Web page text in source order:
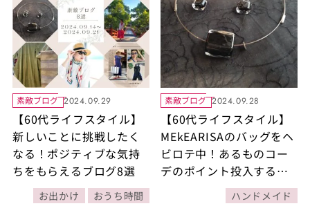
素敵ブログ 2024.09.29
【60代ライフスタイル】
新しいことに挑戦したく
なる！ポジティブな気持
ちをもらえるブログ8選
お出かけ
おうち時間
素敵ブログ 2024.09.28
【60代ライフスタイル】
MEkEARISAのバッグをヘ
ビロテ中！あるものコー
デのポイント投入するお
気に入りアイテムを紹介
ハンドメイド